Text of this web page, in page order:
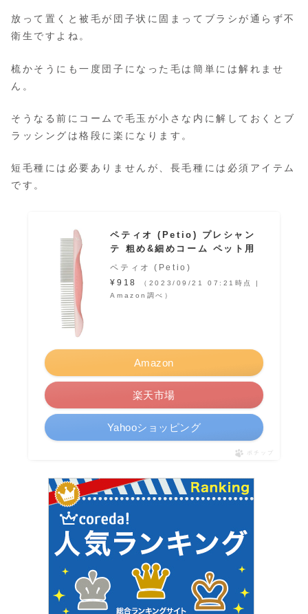
放って置くと被毛が団子状に固まってブラシが通らず不
衛生ですよね。
梳かそうにも一度団子になった毛は簡単には解れませ
ん。
そうなる前にコームで毛玉が小さな内に解しておくとブ
ラッシングは格段に楽になります。
短毛種には必要ありませんが、長毛種には必須アイテム
です。
ペティオ (Petio) プレシャン
テ 粗め&細めコーム ペット用
ペティオ (Petio)
¥918
（2023/09/21 07:21時点 |
Amazon調べ）
Amazon
楽天市場
Yahooショッピング
ポチップ